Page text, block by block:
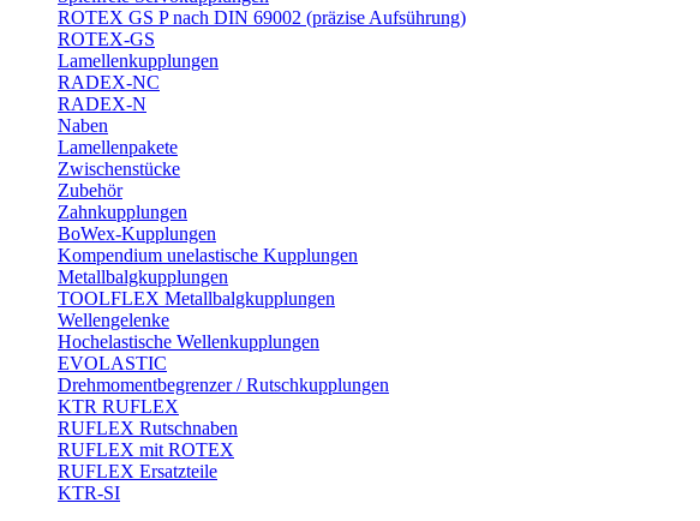
ROTEX GS P nach DIN 69002 (präzise Aufsührung)
ROTEX-GS
Lamellenkupplungen
RADEX-NC
RADEX-N
Naben
Lamellenpakete
Zwischenstücke
Zubehör
Zahnkupplungen
BoWex-Kupplungen
Kompendium unelastische Kupplungen
Metallbalgkupplungen
TOOLFLEX Metallbalgkupplungen
Wellengelenke
Hochelastische Wellenkupplungen
EVOLASTIC
Drehmomentbegrenzer / Rutschkupplungen
KTR RUFLEX
RUFLEX Rutschnaben
RUFLEX mit ROTEX
RUFLEX Ersatzteile
KTR-SI